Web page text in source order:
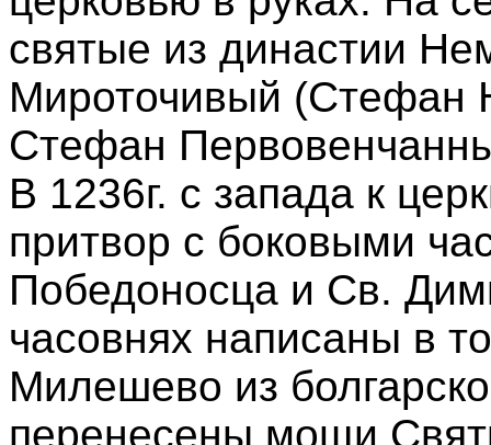
святые из династии
Мироточивый (Стефан
Стефан
В 1236г. с запада к
притвор с боковыми
Победоносца и Св.
часовнях написаны в
Милешево из
перенесены мощи